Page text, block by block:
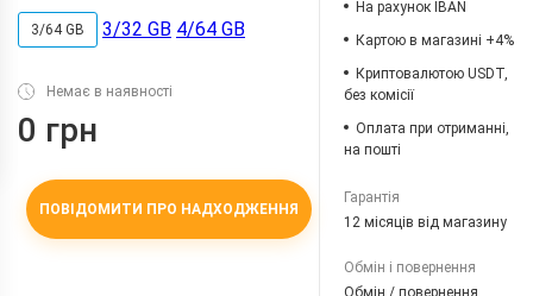
3/64 GB 3/32 GB 4/64 GB
Немає в наявності
0 грн
ПОВІДОМИТИ ПРО НАДХОДЖЕННЯ
На рахунок IBAN
Картою в магазині +4%
Криптовалютою USDT,
без комісії
Оплата при отриманні,
на пошті
Гарантія
12 місяців від магазину
Обмін і повернення
Обмін / повернення